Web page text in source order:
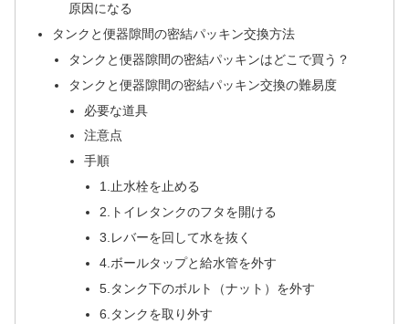
原因になる
タンクと便器隙間の密結パッキン交換方法
タンクと便器隙間の密結パッキンはどこで買う？
タンクと便器隙間の密結パッキン交換の難易度
必要な道具
注意点
手順
1.止水栓を止める
2.トイレタンクのフタを開ける
3.レバーを回して水を抜く
4.ボールタップと給水管を外す
5.タンク下のボルト（ナット）を外す
6.タンクを取り外す